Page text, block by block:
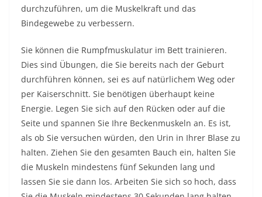
durchzuführen, um die Muskelkraft und das
Bindegewebe zu verbessern.
Sie können die Rumpfmuskulatur im Bett trainieren.
Dies sind Übungen, die Sie bereits nach der Geburt
durchführen können, sei es auf natürlichem Weg oder
per Kaiserschnitt. Sie benötigen überhaupt keine
Energie. Legen Sie sich auf den Rücken oder auf die
Seite und spannen Sie Ihre Beckenmuskeln an. Es ist,
als ob Sie versuchen würden, den Urin in Ihrer Blase zu
halten. Ziehen Sie den gesamten Bauch ein, halten Sie
die Muskeln mindestens fünf Sekunden lang und
lassen Sie sie dann los. Arbeiten Sie sich so hoch, dass